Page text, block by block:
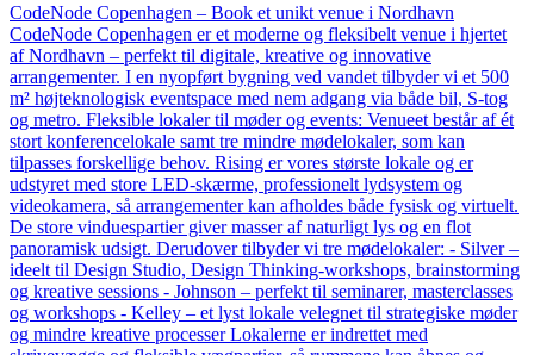
CodeNode Copenhagen – Book et unikt venue i Nordhavn
CodeNode Copenhagen er et moderne og fleksibelt venue i hjertet
af Nordhavn – perfekt til digitale, kreative og innovative
arrangementer. I en nyopført bygning ved vandet tilbyder vi et 500
m² højteknologisk eventspace med nem adgang via både bil, S-tog
og metro. Fleksible lokaler til møder og events: Venueet består af ét
stort konferencelokale samt tre mindre mødelokaler, som kan
tilpasses forskellige behov. Rising er vores største lokale og er
udstyret med store LED-skærme, professionelt lydsystem og
videokamera, så arrangementer kan afholdes både fysisk og virtuelt.
De store vinduespartier giver masser af naturligt lys og en flot
panoramisk udsigt. Derudover tilbyder vi tre mødelokaler: - Silver –
ideelt til Design Studio, Design Thinking-workshops, brainstorming
og kreative sessions - Johnson – perfekt til seminarer, masterclasses
og workshops - Kelley – et lyst lokale velegnet til strategiske møder
og mindre kreative processer Lokalerne er indrettet med